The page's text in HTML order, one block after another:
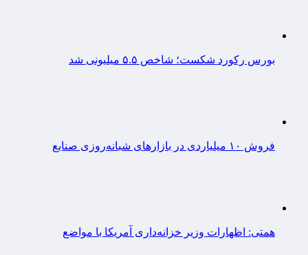
بورس رکورد شکست؛ شاخص ۵.۵ میلیونی شد
فروش ۱۰ میلیاردی در بازارهای شبانه‌روزی صنایع
همتی: اظهارات وزیر خزانه‌داری آمریکا با مواضع